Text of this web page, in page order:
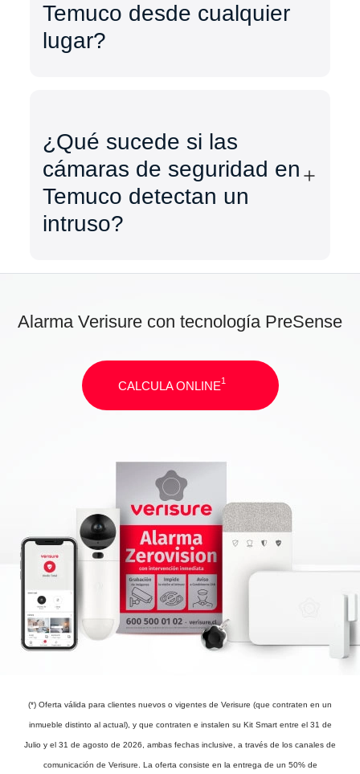
Temuco desde cualquier
lugar?
¿Qué sucede si las
cámaras de seguridad en
Temuco detectan un
intruso?
Alarma Verisure con tecnología PreSense
CALCULA ONLINE1
(*) Oferta válida para clientes nuevos o vigentes de Verisure (que contraten en un
inmueble distinto al actual), y que contraten e instalen su Kit Smart entre el 31 de
Julio y el 31 de agosto de 2026, ambas fechas inclusive, a través de los canales de
comunicación de Verisure. La oferta consiste en la entrega de un 50% de